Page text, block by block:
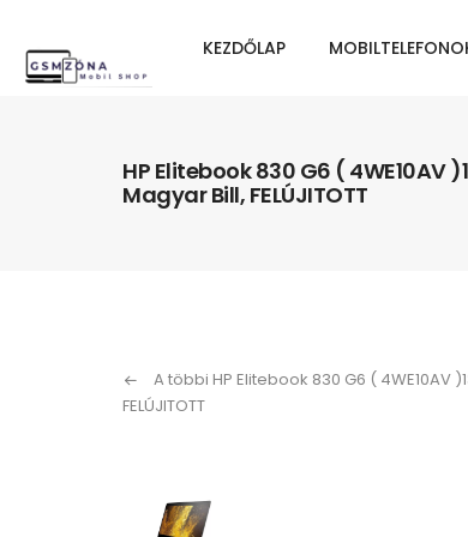
KEZDŐLAP
HP Elitebook 830 G6 ( 4WE10AV
Magyar Bill, FELÚJITOTT
A többi HP Elitebook 830 G6 ( 4WE10AV
FELÚJITOTT